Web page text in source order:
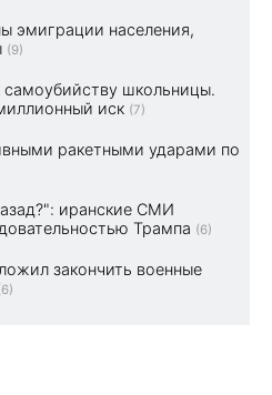
эмиграции населения,
(9)
школьницы.
иск (7)
ракетными ударами по
иранские СМИ
Трампа (6)
закончить военные